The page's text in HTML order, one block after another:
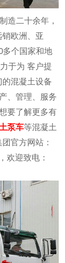
造二十余年，
销欧洲、亚
多个国家和地
于为 客户提
的混凝土设备
、管理、服务
要了解更多有
泵车等混凝土
官方网站：
欢迎致电：